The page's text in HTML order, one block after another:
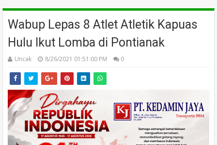
Wabup Lepas 8 Atlet Atletik Kapuas
Hulu Ikut Lomba di Pontianak
Uncak 8/26/2021 01:51:00 PM 0